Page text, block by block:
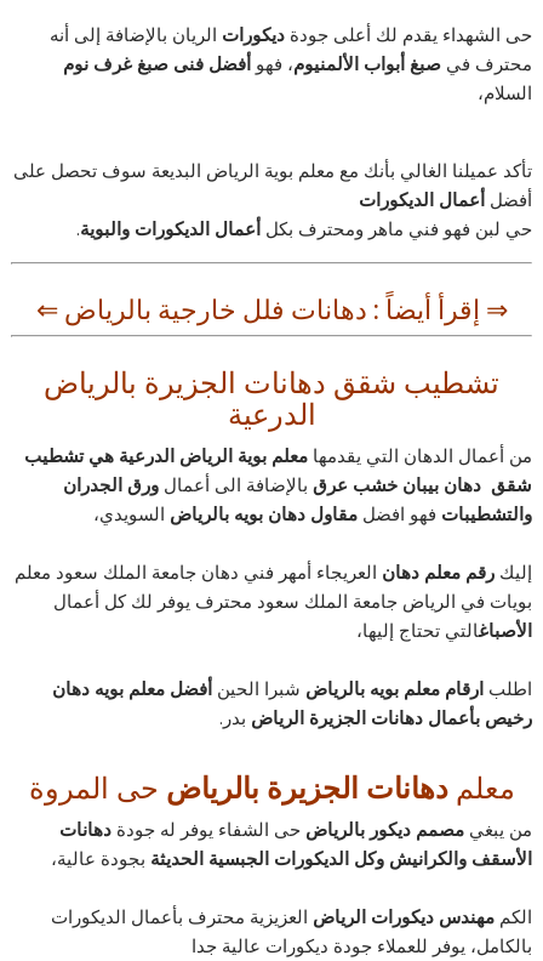
حى الشهداء يقدم لك أعلى جودةديكورات الريان بالإضافة إلى أنه
محترف فيصبغ أبواب الألمنيوم، فهوأفضل فنى صبغ غرف نوم
السلام،
تأكد عميلنا الغالي بأنك مع معلم بوية الرياض البديعة سوف تحصل على
أفضلأعمال الديكورات
حي لبن فهو فني ماهر ومحترف بكلأعمال الديكورات والبوية.
⇒ إقرأ أيضاً : دهانات فلل خارجية بالرياض ⇐
تشطيب شقق دهانات الجزيرة بالرياض
الدرعية
من أعمال الدهان التي يقدمهامعلم بوية الرياض الدرعية هي تشطيب
شقق دهان بيبان خشب عرق بالإضافة الى أعمالورق الجدران
والتشطيبات فهو افضلمقاول دهان بويه بالرياض السويدي،
إليكرقم معلم دهان العريجاء أمهر فني دهان جامعة الملك سعود معلم
بويات في الرياض جامعة الملك سعود محترف يوفر لك كل أعمال
الأصباغالتي تحتاج إليها،
اطلبارقام معلم بويه بالرياض شبرا الحينأفضل معلم بويه دهان
رخيص بأعمال دهانات الجزيرة الرياض بدر.
معلمدهانات الجزيرة بالرياض حى المروة
من يبغيمصمم ديكور بالرياض حى الشفاء يوفر له جودةدهانات
الأسقف والكرانيش وكل الديكورات الجبسية الحديثة بجودة عالية،
الكممهندس ديكورات الرياض العزيزية محترف بأعمال الديكورات
بالكامل، يوفر للعملاء جودة ديكورات عالية جدا